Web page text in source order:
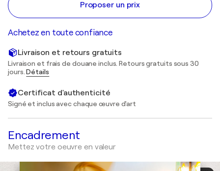
Proposer un prix
Achetez en toute confiance
Livraison et retours gratuits
Livraison et frais de douane inclus. Retours gratuits sous 30
jours.Détails
Certificat d'authenticité
Signé et inclus avec chaque œuvre d'art
Encadrement
Mettez votre oeuvre en valeur